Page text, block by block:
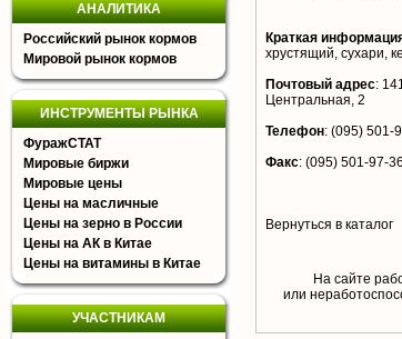
АНАЛИТИКА
Российский рынок кормов
Мировой рынок кормов
ИНСТРУМЕНТЫ РЫНКА
ФуражСТАТ
Мировые биржи
Мировые цены
Цены на масличные
Цены на зерно в России
Цены на АК в Китае
Цены на витамины в Китае
УЧАСТНИКАМ
Краткая
хрустящий, сухари,
Почтовый адрес:
Центральная, 2
Телефон: (095) 501-
Факс: (095) 501-97-
Вернуться в каталог
На сайте
или